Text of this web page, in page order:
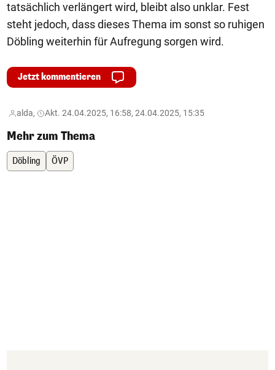
tatsächlich verlängert wird, bleibt also unklar. Fest
steht jedoch, dass dieses Thema im sonst so ruhigen
Döbling weiterhin für Aufregung sorgen wird.
Jetzt kommentieren
alda, Akt. 24.04.2025, 16:58, 24.04.2025, 15:35
Mehr zum Thema
Döbling ÖVP